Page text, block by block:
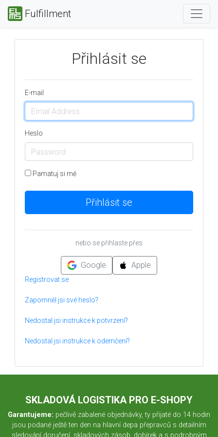
Fulfillment
Přihlásit se
E-mail
Heslo
Pamatuj si mě
nebo se přihlaste přes
Google Apple
Registrovat se
Zapomněl jsi své heslo?
Nedostal jsi instrukce k potvrzení?
Nedostal jsi instrukce k odemčení?
SKLADOVÁ LOGISTIKA PRO E-SHOPY
Garantujeme: pečlivě zabalené objednávky, ty přijaté do 14 hodin
jsou podané ještě ten den na hlavní depa přepravců s detailním
sledování doručení, skladových zásob, dobírek a s podrobným